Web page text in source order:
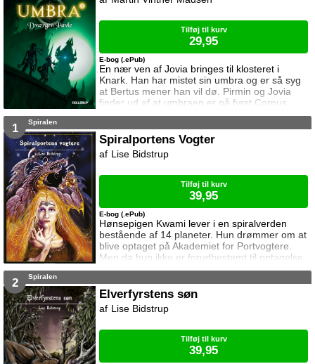
atter på spil, og denne gang vil hun gøre alt
En nær ven af Jovia bringes til klosteret i
Knark. Han har mistet sin umbra og er så syg
at Bertus mener han vil dø. Pirmin og Jovia
finder ud af at umbraen er på fyrst Corpus
slot, men man kan ikke komme ind på slottet.
vokser og vokser, og denne gang kommer
Jovia og Pirmin til at mærke hans enorme
styrke helt tæt på. Umbra er en fantasyserie
E-bog (.ePub)
Tilføj til kurv
29,95
1 Spiralen
Spiralportens Vogter
Hønsepigen Kwami lever i en spiralverden
bestående af 14 planeter. Hun drømmer om at
blive optaget på Akademiet for Portvogtere.
Men da hun ikke er forudbestemt til optagelse
må hun først bekæmpe de onde kræfter der
E-bog (.ePub)
Lise Bidstrup
Tilføj til kurv
39,95
2 Spiralen
Elverfyrstens søn
Lise Bidstrup
Tilføj til kurv
39,95